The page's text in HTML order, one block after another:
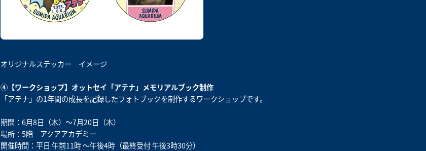
オリジナルステッカー イメージ
④【ワークショップ】オットセイ「アテナ」メモリアルブック制作
「アテナ」の1年間の成長を記録したフォトブックを制作するワークショップです。
期間：6月8日（木）～7月20日（木）
場所：5階 アクアアカデミー
開催時間：平日 午前11時 ～午後4時（最終受付 午後3時30分）